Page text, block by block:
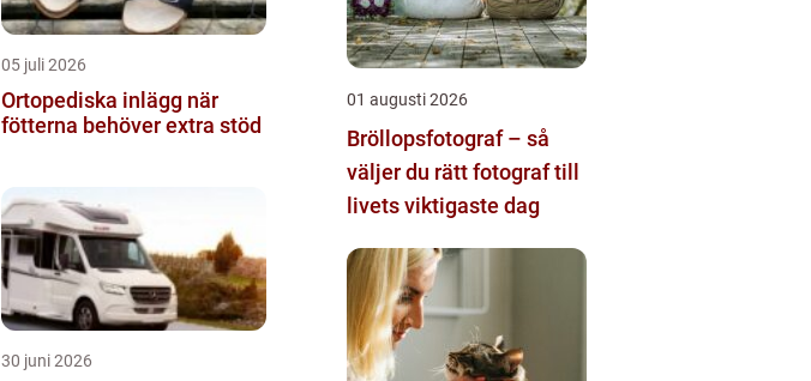
05 juli 2026
Ortopediska inlägg när
fötterna behöver extra stöd
30 juni 2026
01 augusti 2026
Bröllopsfotograf – så
väljer du rätt fotograf till
livets viktigaste dag